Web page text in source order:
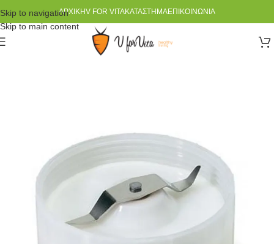
Skip to navigation
Skip to main content
ΑΡΧΙΚΉV FOR VITAΚΑΤΆΣΤΗΜΑΕΠΙΚΟΙΝΩΝΊΑ